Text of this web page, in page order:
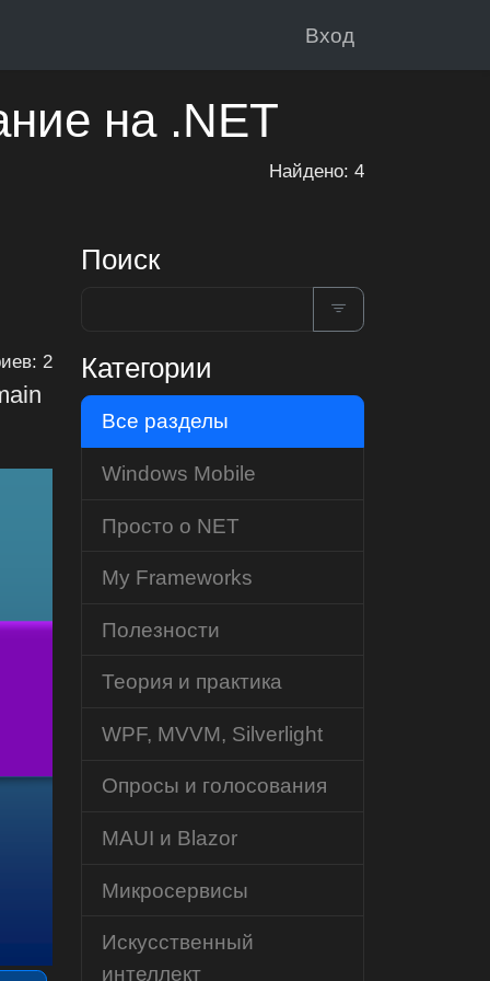
Вход
на .NET
Найдено: 4
2
Поиск
Категории
Все разделы
Windows Mobile
Просто о NET
My Frameworks
Полезности
Теория и практика
WPF, MVVM, Silverlight
Опросы и голосования
MAUI и Blazor
Микросервисы
Искусственный
интеллект